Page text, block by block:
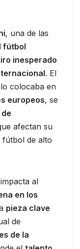
, una de las
fútbol
inesperado
. El
colocaba en
europeos, se
afectan su
fútbol de alto
al
en los
pieza clave
de
de la